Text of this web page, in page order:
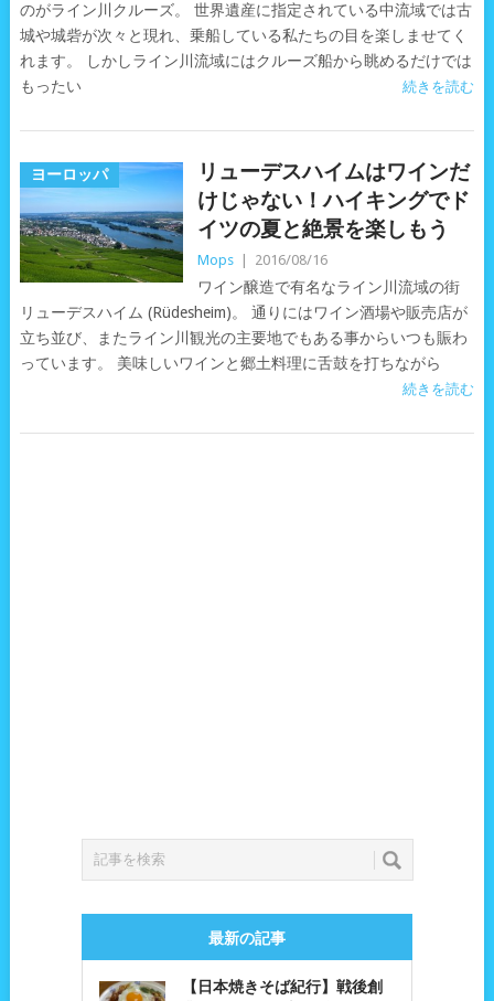
のがライン川クルーズ。 世界遺産に指定されている中流域では古
城や城砦が次々と現れ、乗船している私たちの目を楽しませてく
れます。 しかしライン川流域にはクルーズ船から眺めるだけでは
もったい
続きを読む
ヨーロッパ
リューデスハイムはワインだ
けじゃない！ハイキングでド
イツの夏と絶景を楽しもう
Mops 2016/08/16
ワイン醸造で有名なライン川流域の街
リューデスハイム (Rüdesheim)。 通りにはワイン酒場や販売店が
立ち並び、またライン川観光の主要地でもある事からいつも賑わ
っています。 美味しいワインと郷土料理に舌鼓を打ちながら
続きを読む
最新の記事
【日本焼きそば紀行】戦後創